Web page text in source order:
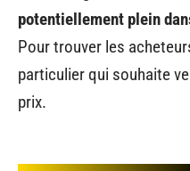
potentiellement plein
Pour trouver les
particulier qui souhaite
prix.